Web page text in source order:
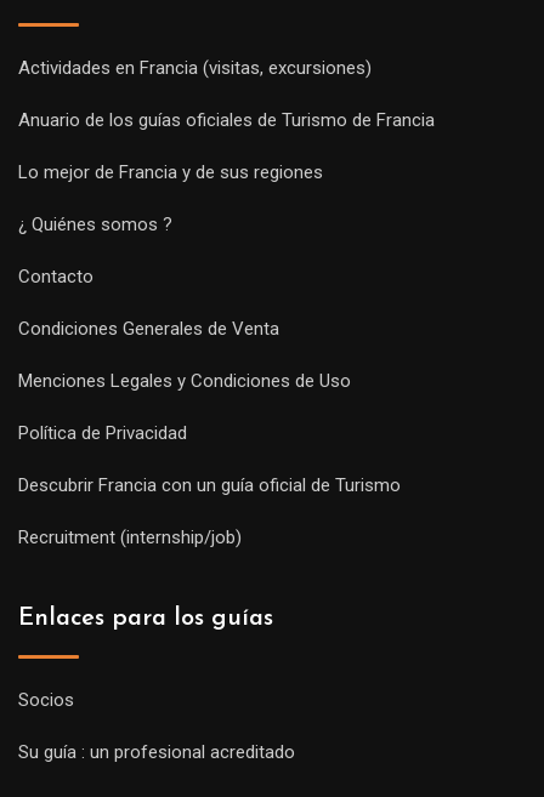
Actividades en Francia (visitas, excursiones)
Anuario de los guías oficiales de Turismo de Francia
Lo mejor de Francia y de sus regiones
¿ Quiénes somos ?
Contacto
Condiciones Generales de Venta
Menciones Legales y Condiciones de Uso
Política de Privacidad
Descubrir Francia con un guía oficial de Turismo
Recruitment (internship/job)
Enlaces para los guías
Socios
Su guía : un profesional acreditado